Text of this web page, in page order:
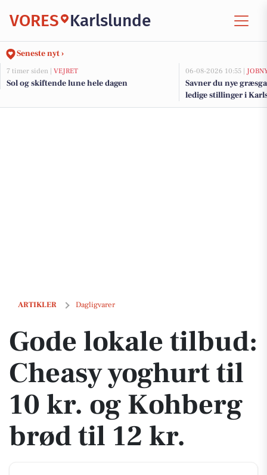
VORES Karlslunde
Seneste nyt ›
7 timer siden | VEJRET
Sol og skiftende lune hele dagen
06-08-2026 10:55 |
Savner du nye
ledige stillinger i
ARTIKLER Dagligvarer
Gode lokale tilbud: Cheasy yoghurt til 10 kr. og Kohberg brød til 12
Gode lokale tilbud:
Cheasy yoghurt til
10 kr. og Kohberg
brød til 12 kr.